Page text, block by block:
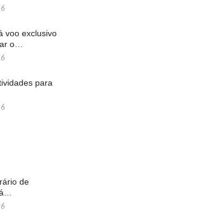
voo exclusivo
o…
para
de